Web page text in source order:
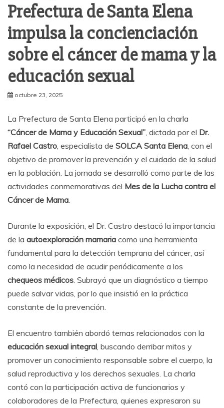
Prefectura de Santa Elena
impulsa la concienciación
sobre el cáncer de mama y la
educación sexual
octubre 23, 2025
La Prefectura de Santa Elena participó en la charla
“Cáncer de Mama y Educación Sexual” , dictada por el Dr.
Rafael Castro , especialista de SOLCA Santa Elena , con el
objetivo de promover la prevención y el cuidado de la salud
en la población. La jornada se desarrolló como parte de las
actividades conmemorativas del Mes de la Lucha contra el
Cáncer de Mama
Durante la exposición, el Dr. Castro destacó la importancia
de la autoexploración mamaria como una herramienta
fundamental para la detección temprana del cáncer, así
como la necesidad de acudir periódicamente a los
chequeos médicos . Subrayó que un diagnóstico a tiempo
puede salvar vidas, por lo que insistió en la práctica
constante de la prevención.
El encuentro también abordó temas relacionados con la
educación sexual integral , buscando derribar mitos y
promover un conocimiento responsable sobre el cuerpo, la
salud reproductiva y los derechos sexuales. La charla
contó con la participación activa de funcionarios y
colaboradores de la Prefectura, quienes expresaron su